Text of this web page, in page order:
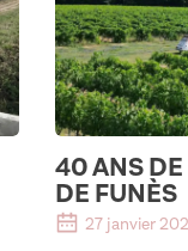
40 ANS DE
DE FUNÈS
27 janvier